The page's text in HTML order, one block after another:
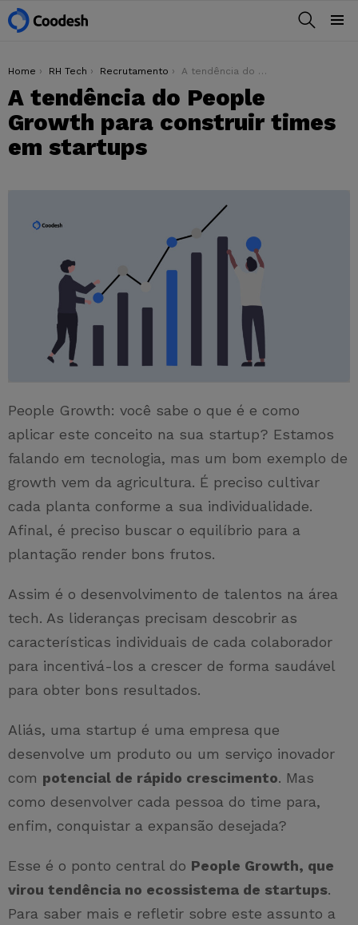
You are here:
Home RH Tech Recrutamento A tendência do People Growth para construir times em startups
A tendência do People
Growth para construir times
em startups
People Growth: você sabe o que é e como
aplicar este conceito na sua startup? Estamos
falando em tecnologia, mas um bom exemplo de
growth vem da agricultura. É preciso cultivar
cada planta conforme a sua individualidade.
Afinal, é preciso buscar o equilíbrio para a
plantação render bons frutos.
Assim é o desenvolvimento de talentos na área
tech. As lideranças precisam descobrir as
características individuais de cada colaborador
para incentivá-los a crescer de forma saudável
para obter bons resultados.
Aliás, uma startup é uma empresa que
desenvolve um produto ou um serviço inovador
com potencial de rápido crescimento. Mas
como desenvolver cada pessoa do time para,
enfim, conquistar a expansão desejada?
Esse é o ponto central do People Growth, que
virou tendência no ecossistema de startups.
Para saber mais e refletir sobre este assunto a